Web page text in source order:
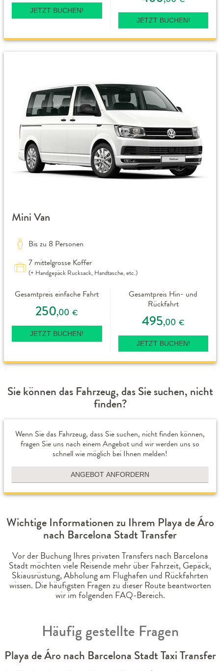
JETZT BUCHEN!
JETZT BUCHEN!
Mini Van
Bis zu 8 Personen
7 mittelgrosse Koffer
(+ Handgepäck Rucksack, Handtasche, etc.)
Gesamtpreis einfache Fahrt
250,00 €
JETZT BUCHEN!
Gesamtpreis Hin- und
Rückfahrt
495,00 €
JETZT BUCHEN!
Sie können das Fahrzeug, das Sie suchen, nicht
finden?
Wenn Sie das Fahrzeug, dass Sie suchen, nicht finden können,
fragen Sie uns nach einem Angebot und wir werden uns so
schnell wie möglich bei Ihnen melden!
ANGEBOT ANFORDERN
Wichtige Informationen zu Ihrem Playa de Áro
nach Barcelona Stadt Transfer
Vor der Buchung Ihres privaten Transfers nach Barcelona
Stadt möchten viele Reisende mehr über Fahrzeit, Gepäck,
Skiausrüstung, Abholung am Flughafen und Rückfahrten
wissen. Die häufigsten Fragen zu dieser Route beantworten
wir im folgenden FAQ-Bereich.
Häufig gestellte Fragen
Playa de Áro nach Barcelona Stadt Taxi Transfer